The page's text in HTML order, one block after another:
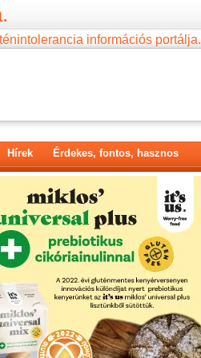
információs portálja.
Hírek Érdekes, fontos, hasznos